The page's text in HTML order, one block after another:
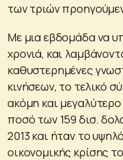
των τριών
Με μια εβδομάδα να
χρονιά, και
καθυστερημένες
κινήσεων, το τελικό
ακόμη και
ποσό των 159 δισ.
2013 και ήταν το
οικονομικής κρίσης